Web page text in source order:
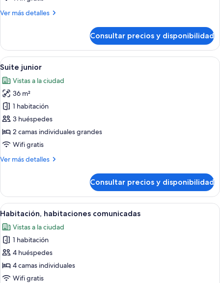
familiar
Ver más detalles
Más
familiar
Consultar precios y disponibilidad
Abrir
todas
las
fotos
de
Suite
junior
Una habitación de hotel moderna
5
Suite junior
Vistas a la ciudad
36 m²
1 habitación
3 huéspedes
2 camas individuales grandes
Wifi gratis
Ver más detalles
Más
junior
Consultar precios y disponibilidad
Abrir
todas
las
fotos
de
Habitación,
habitaciones
Una habitación de hotel moderna
4
Habitación, habitaciones comunicadas
Vistas a la ciudad
1 habitación
4 huéspedes
4 camas individuales
Wifi gratis